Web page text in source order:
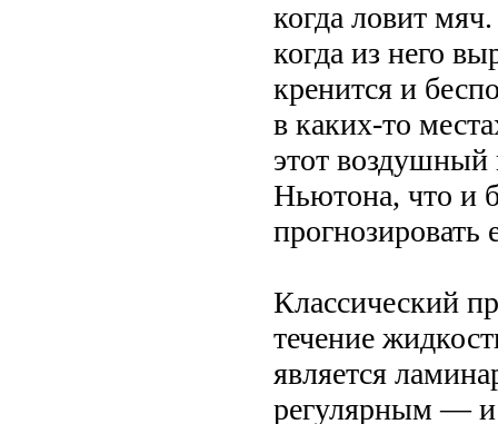
когда ловит
когда из него
кренится и
в каких-то
этот воздушный
Ньютона, что и
прогнозировать
Классический
течение
является
регулярным — и